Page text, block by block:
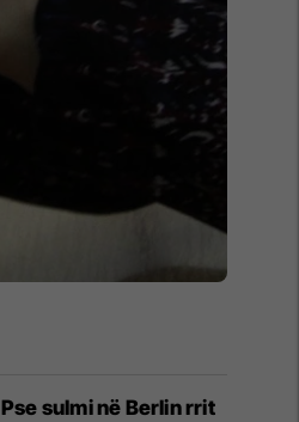
Pse sulmi në Berlin rrit